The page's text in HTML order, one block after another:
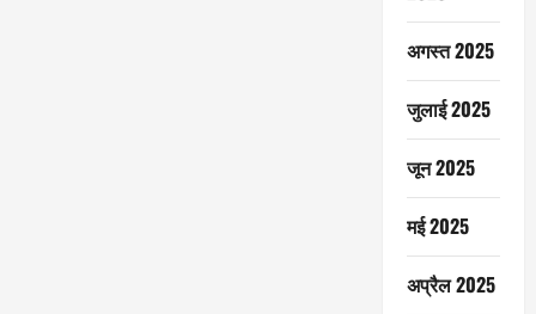
अगस्त 2025
जुलाई 2025
जून 2025
मई 2025
अप्रैल 2025